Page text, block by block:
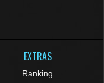
EXTRAS
Ranking